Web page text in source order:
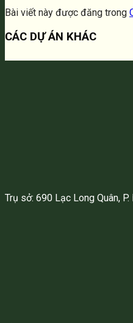
Bài viết này được đăng trong
CÁC DỰ ÁN KHÁC
Trụ sở: 690 Lạc Long Quân,